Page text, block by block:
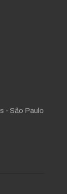
- São Paulo